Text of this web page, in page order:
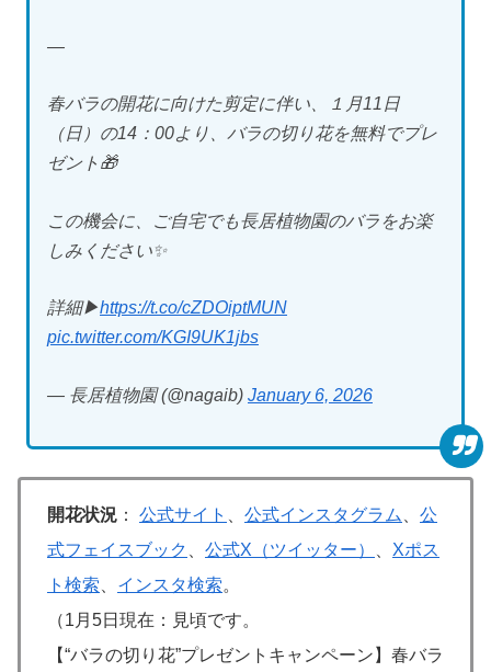
—
春バラの開花に向けた剪定に伴い、１月11日
（日）の14：00より、バラの切り花を無料でプレ
ゼント🎁
この機会に、ご自宅でも長居植物園のバラをお楽
しみください✨
詳細▶https://t.co/cZDOiptMUN
pic.twitter.com/KGI9UK1jbs
— 長居植物園 (@nagaib) January 6, 2026
開花状況 ： 公式サイト 公式インスタグラム
公
式フェイスブック
公式X（ツイッター）
Xポス
ト検索
インスタ検索。
（1月5日現在：見頃です。
【“バラの切り花”プレゼントキャンペーン】春バラ